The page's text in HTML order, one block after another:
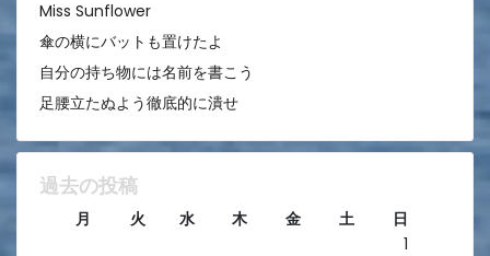
Miss Sunflower
傘の横にバットも置けたよ
自分の持ち物には名前を書こう
足腰立たぬよう徹底的に潰せ
過去の投稿
月 火 水 木 金 土
日
1